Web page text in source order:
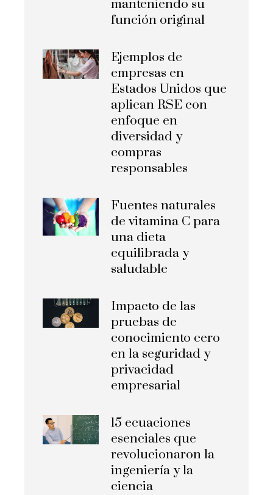
manteniendo su
función original
Ejemplos de
empresas en
Estados Unidos que
aplican RSE con
enfoque en
diversidad y
compras
responsables
Fuentes naturales
de vitamina C para
una dieta
equilibrada y
saludable
Impacto de las
pruebas de
conocimiento cero
en la seguridad y
privacidad
empresarial
15 ecuaciones
esenciales que
revolucionaron la
ingeniería y la
ciencia